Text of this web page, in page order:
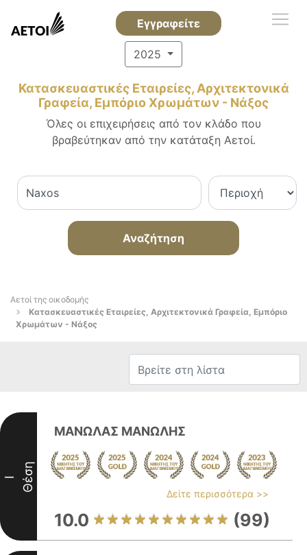
Εγγραφείτε
2025
Κατασκευαστικές Εταιρείες, Αρχιτεκτονικά
Γραφεία, Εμπόριο Χρωμάτων - Νάξος
Όλες οι επιχειρήσεις από τον κλάδο που
βραβεύτηκαν από την κατάταξη Αετοί.
Αναζήτηση
Αετοί της οικοδομής
Κατασκευαστικές Εταιρείες, Αρχιτεκτονικά Γραφεία, Εμπόριο
Χρωμάτων - Νάξος
I Θέση
ΜΑΝΩΛΑΣ ΜΑΝΩΛΗΣ
Δείτε περισσότερα >>
10.0 (99)